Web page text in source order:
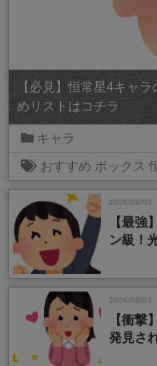
【必見】恒常星4キャ
めリストはコチラ
キャラ
おすすめ ボックス
2026/08/03
【最強
ン級！
2026/08/03
【衝撃
発見さ